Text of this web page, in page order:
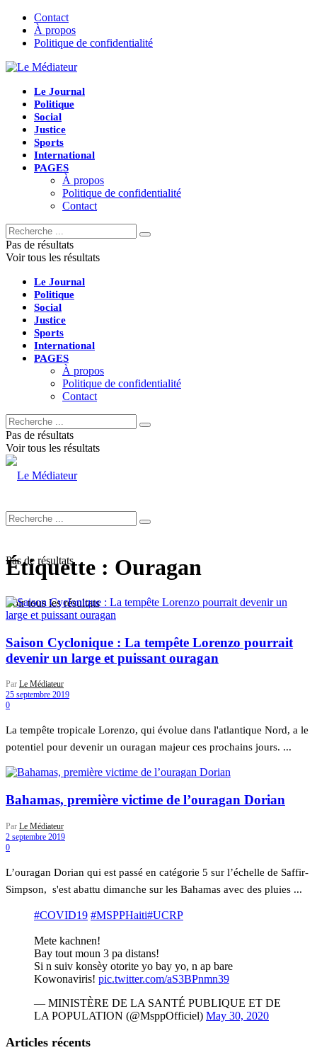
Contact
À propos
Politique de confidentialité
Le Journal
Politique
Social
Justice
Sports
International
PAGES
À propos
Politique de confidentialité
Contact
Pas de résultats
Voir tous les résultats
Le Journal
Politique
Social
Justice
Sports
International
PAGES
À propos
Politique de confidentialité
Contact
Pas de résultats
Voir tous les résultats
Pas de résultats
Voir tous les résultats
Étiquette : Ouragan
Saison Cyclonique : La tempête Lorenzo pourrait
devenir un large et puissant ouragan
Par Le Médiateur
25 septembre 2019
0
La tempête tropicale Lorenzo, qui évolue dans l'atlantique Nord, a le
potentiel pour devenir un ouragan majeur ces prochains jours. ...
Bahamas, première victime de l’ouragan Dorian
Par Le Médiateur
2 septembre 2019
0
L’ouragan Dorian qui est passé en catégorie 5 sur l’échelle de Saffir-
Simpson, s'est abattu dimanche sur les Bahamas avec des pluies ...
#COVID19 #MSPPHaiti#UCRP
Mete kachnen!
Bay tout moun 3 pa distans!
Si n suiv konsèy otorite yo bay yo, n ap bare
Kowonaviris! pic.twitter.com/aS3BPnmn39
— MINISTÈRE DE LA SANTÉ PUBLIQUE ET DE
LA POPULATION (@MsppOfficiel) May 30, 2020
Articles récents